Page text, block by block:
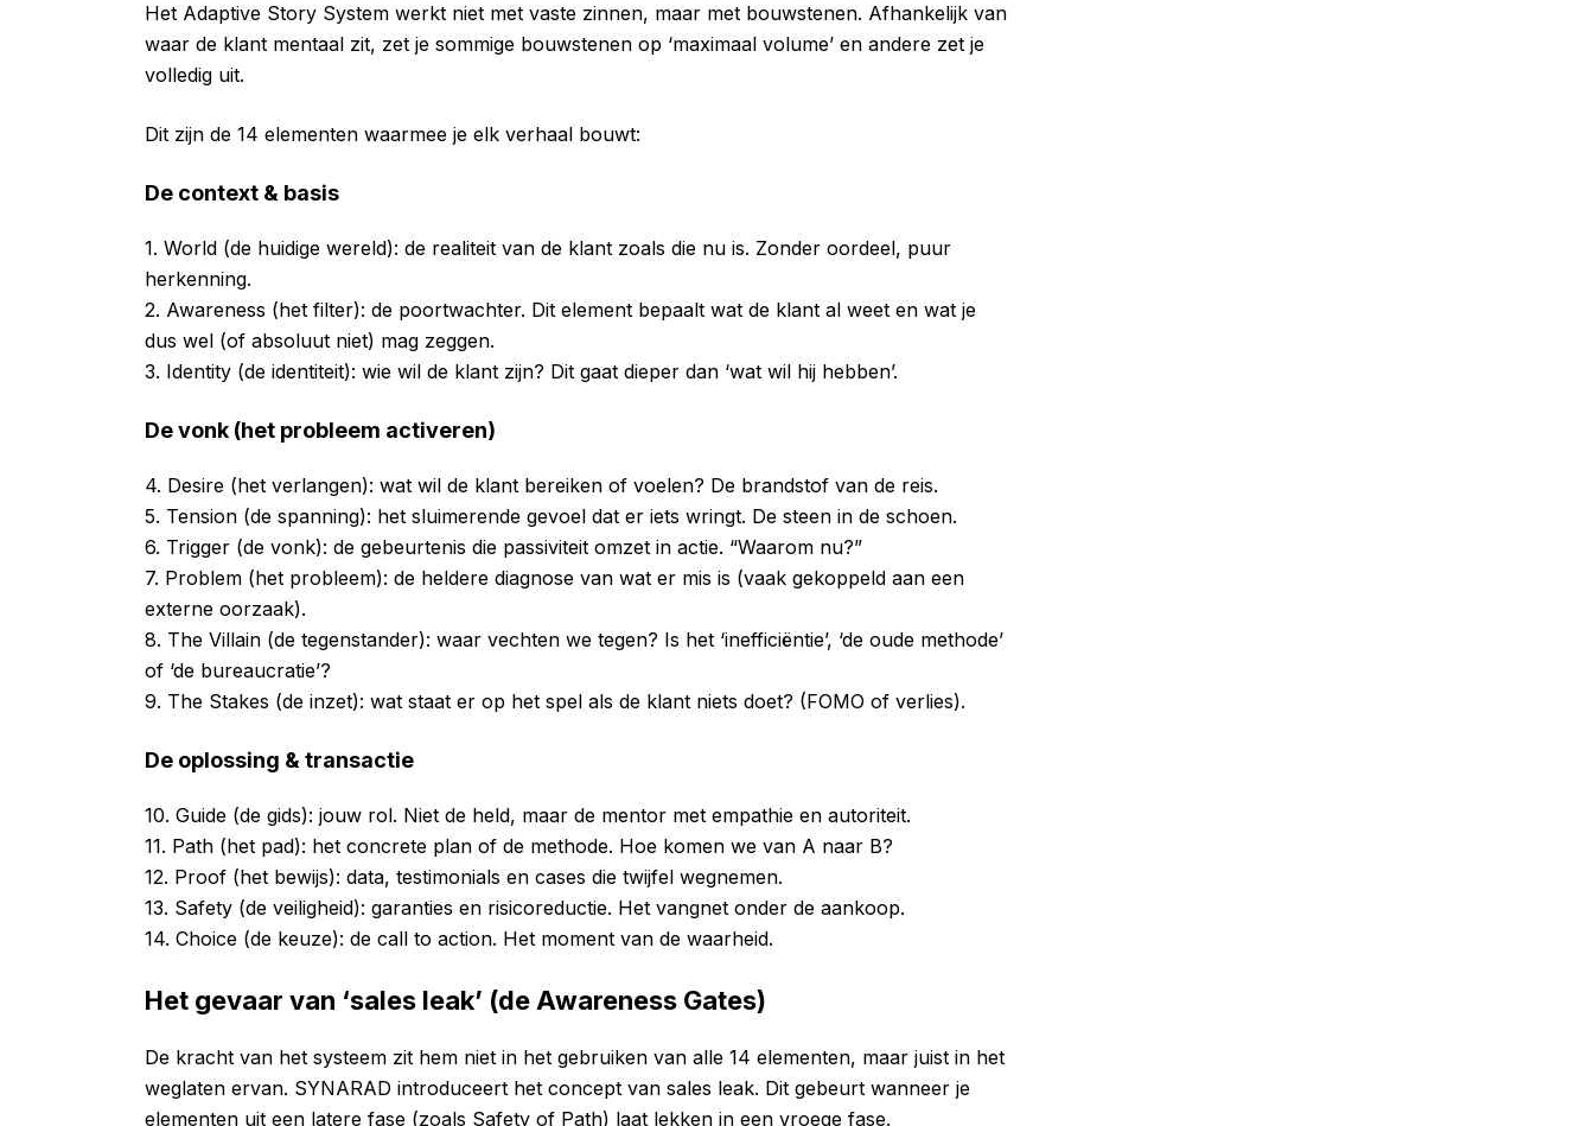
Het Adaptive Story System werkt niet met vaste zinnen, maar met bouwstenen. Afhankelijk van
waar de klant mentaal zit, zet je sommige bouwstenen op ‘maximaal volume’ en andere zet je
volledig uit.
Dit zijn de 14 elementen waarmee je elk verhaal bouwt:
De context & basis
1. World (de huidige wereld): de realiteit van de klant zoals die nu is. Zonder oordeel, puur
herkenning.
2. Awareness (het filter): de poortwachter. Dit element bepaalt wat de klant al weet en wat je
dus wel (of absoluut niet) mag zeggen.
3. Identity (de identiteit): wie wil de klant zijn? Dit gaat dieper dan ‘wat wil hij hebben’.
De vonk (het probleem activeren)
4. Desire (het verlangen): wat wil de klant bereiken of voelen? De brandstof van de reis.
5. Tension (de spanning): het sluimerende gevoel dat er iets wringt. De steen in de schoen.
6. Trigger (de vonk): de gebeurtenis die passiviteit omzet in actie. “Waarom nu?”
7. Problem (het probleem): de heldere diagnose van wat er mis is (vaak gekoppeld aan een
externe oorzaak).
8. The Villain (de tegenstander): waar vechten we tegen? Is het ‘inefficiëntie’, ‘de oude methode’
of ‘de bureaucratie’?
9. The Stakes (de inzet): wat staat er op het spel als de klant niets doet? (FOMO of verlies).
De oplossing & transactie
10. Guide (de gids): jouw rol. Niet de held, maar de mentor met empathie en autoriteit.
11. Path (het pad): het concrete plan of de methode. Hoe komen we van A naar B?
12. Proof (het bewijs): data, testimonials en cases die twijfel wegnemen.
13. Safety (de veiligheid): garanties en risicoreductie. Het vangnet onder de aankoop.
14. Choice (de keuze): de call to action. Het moment van de waarheid.
Het gevaar van ‘sales leak’ (de Awareness Gates)
De kracht van het systeem zit hem niet in het gebruiken van alle 14 elementen, maar juist in het
weglaten ervan. SYNARAD introduceert het concept van sales leak. Dit gebeurt wanneer je
elementen uit een latere fase (zoals Safety of Path) laat lekken in een vroege fase.